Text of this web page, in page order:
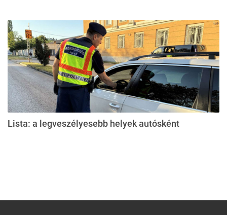
Lista: a legveszélyesebb helyek autósként